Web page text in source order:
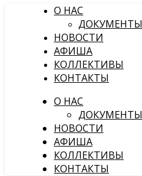
О НАС
ДОКУМЕНТЫ
НОВОСТИ
АФИША
КОЛЛЕКТИВЫ
КОНТАКТЫ
О НАС
ДОКУМЕНТЫ
НОВОСТИ
АФИША
КОЛЛЕКТИВЫ
КОНТАКТЫ